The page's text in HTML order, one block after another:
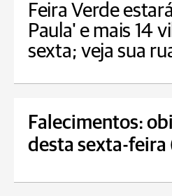
Feira Verde
Paula' e mais 14
sexta; veja sua
Falecimentos:
desta sexta-feira